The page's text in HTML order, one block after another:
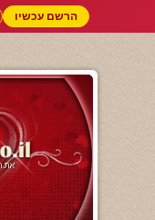
הרשם עכשיו